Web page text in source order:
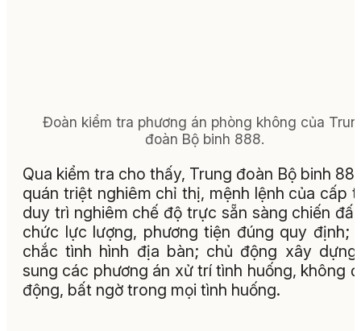
Đoàn kiểm tra phương án phòng không của
đoàn Bộ binh 888.
Qua kiểm tra cho thấy, Trung đoàn Bộ binh
quán triệt nghiêm chỉ thị, mệnh lệnh của cấp
duy trì nghiêm chế độ trực sẵn sàng chiến
chức lực lượng, phương tiện đúng quy định;
chắc tình hình địa bàn; chủ động xây
sung các phương án xử trí tình huống, không
động, bất ngờ trong mọi tình huống.